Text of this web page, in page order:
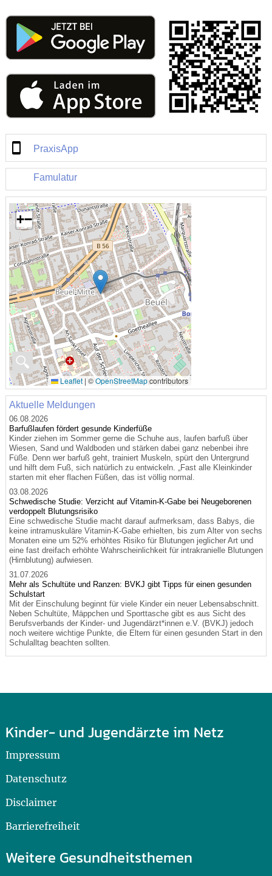
PraxisApp
Famulatur
🔍
+−
Leaflet | ©OpenStreetMapcontributors
Aktuelle Meldungen
06.08.2026
Barfußlaufen fördert gesunde Kinderfüße
Kinder ziehen im Sommer gerne die Schuhe aus, laufen barfuß über
Wiesen, Sand und Waldboden und stärken dabei ganz nebenbei ihre
Füße. Denn wer barfuß geht, trainiert Muskeln, spürt den Untergrund
und hilft dem Fuß, sich natürlich zu entwickeln. „Fast alle Kleinkinder
starten mit eher flachen Füßen, das ist völlig normal.
03.08.2026
Schwedische Studie: Verzicht auf Vitamin-K-Gabe bei Neugeborenen
verdoppelt Blutungsrisiko
Eine schwedische Studie macht darauf aufmerksam, dass Babys, die
keine intramuskuläre Vitamin-K-Gabe erhielten, bis zum Alter von sechs
Monaten eine um 52% erhöhtes Risiko für Blutungen jeglicher Art und
eine fast dreifach erhöhte Wahrscheinlichkeit für intrakranielle Blutungen
(Hirnblutung) aufwiesen.
31.07.2026
Mehr als Schultüte und Ranzen: BVKJ gibt Tipps für einen gesunden
Schulstart
Mit der Einschulung beginnt für viele Kinder ein neuer Lebensabschnitt.
Neben Schultüte, Mäppchen und Sporttasche gibt es aus Sicht des
Berufsverbands der Kinder- und Jugendärzt*innen e.V. (BVKJ) jedoch
noch weitere wichtige Punkte, die Eltern für einen gesunden Start in den
Schulalltag beachten sollten.
Kinder- und Jugendärzte im Netz
Impressum
Datenschutz
Disclaimer
Barrierefreiheit
Weitere Gesundheitsthemen